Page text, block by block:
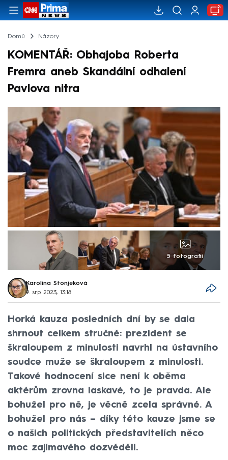
Domů Názory
KOMENTÁŘ: Obhajoba Roberta
Fremra aneb Skandální odhalení
Pavlova nitra
5 fotografií
Karolina Stonjeková
9. srp 2023, 13:18
Horká kauza posledních dní by se dala
shrnout celkem stručně: prezident se
škraloupem z minulosti navrhl na ústavního
soudce muže se škraloupem z minulosti.
Takové hodnocení sice není k oběma
aktérům zrovna laskavé, to je pravda. Ale
bohužel pro ně, je věcně zcela správné. A
bohužel pro nás – díky této kauze jsme se
o našich politických představitelích něco
moc zajímavého dozvěděli.